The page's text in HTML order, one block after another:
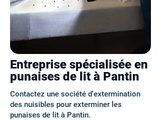
Entreprise spécialisée en
punaises de lit à Pantin
Contactez une société d'extermination
des nuisibles pour exterminer les
punaises de lit à Pantin.